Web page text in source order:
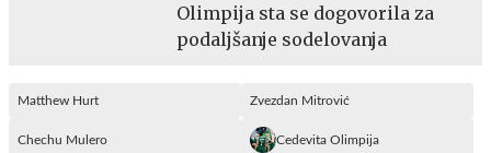
Olimpija sta se dogovorila za
podaljšanje sodelovanja
Matthew Hurt Zvezdan Mitrović
Chechu Mulero Cedevita Olimpija